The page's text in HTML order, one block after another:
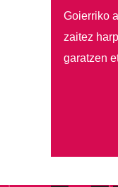
Goierriko
zaitez
garatzen